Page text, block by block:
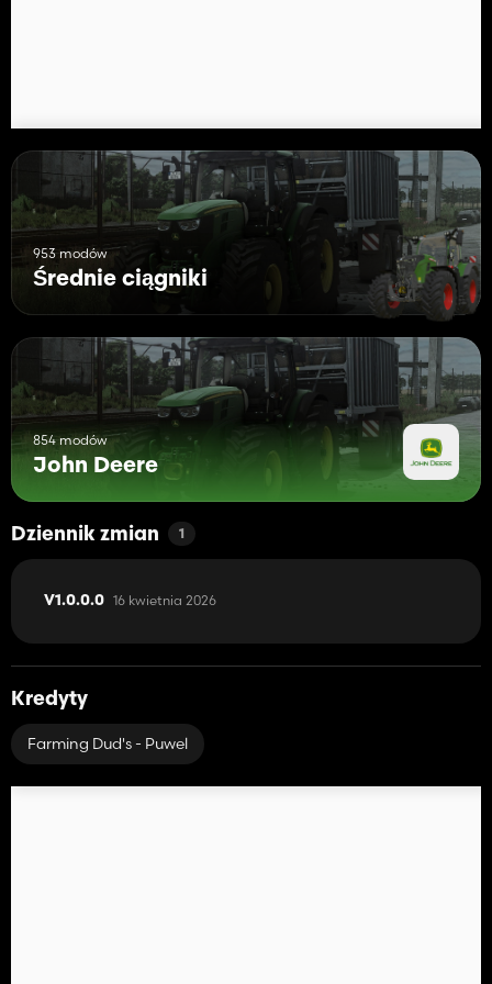
953 modów
Średnie ciągniki
854 modów
John Deere
Dziennik zmian 1
V1.0.0.0 16 kwietnia 2026
Kredyty
Farming Dud's - Puwel